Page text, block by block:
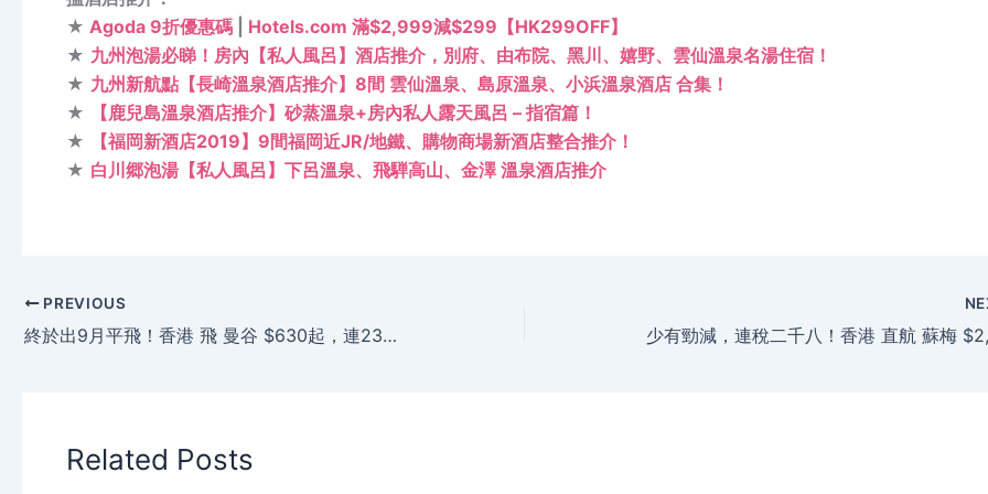
★ Agoda 9折優惠碼
Hotels.com 滿$2,999減$299【HK299OFF】
★ 九州泡湯必睇！房內【私人風呂】酒店推介，別府、由布院、黑川、嬉野、雲仙溫泉名湯住宿！
★ 九州新航點【長崎溫泉酒店推介】8間 雲仙溫泉、島原溫泉、小浜溫泉酒店 合集！
★
【鹿兒島溫泉酒店推介】砂蒸溫泉+房內私人露天風呂 – 指宿篇！
★
【福岡新酒店2019】9間福岡近JR/地鐵、購物商場新酒店整合推介！
★ 白川郷泡湯【私人風呂】下呂溫泉、飛騨高山、金澤 溫泉酒店推介
PREVIOUS
終於出9月平飛！香港 飛 曼谷 $630起，連23kg行李 – 皇家約旦航空
Related Posts